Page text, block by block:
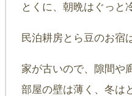
とくに、朝晩はぐっと
民泊耕房とら豆のお宿
家が古いので、隙間や
部屋の壁は薄く、冬は